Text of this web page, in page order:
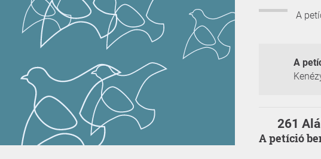
A
A
261
A petíció